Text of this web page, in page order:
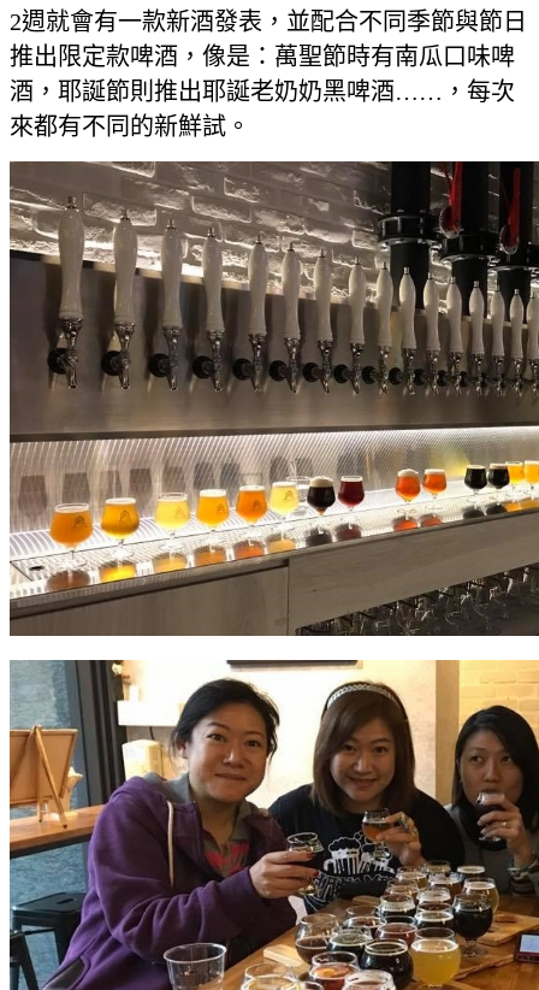
2週就會有一款新酒發表，並配合不同季節與節日
推出限定款啤酒，像是：萬聖節時有南瓜口味啤
酒，耶誕節則推出耶誕老奶奶黑啤酒……，每次
來都有不同的新鮮試。